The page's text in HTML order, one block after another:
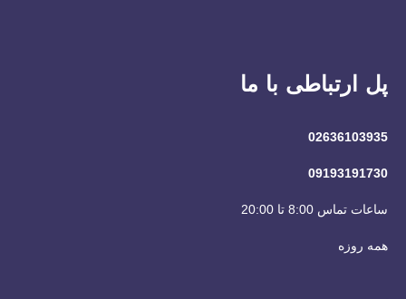
پل ارتباطی با ما
02636103935
09193191730
ساعات تماس 8:00 تا 20:00
همه روزه